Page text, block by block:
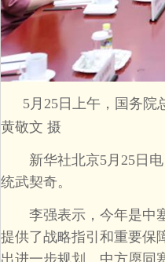
5月25日上午，国务
黄敬文 摄
新华社北京5月25日电
统武契奇。
李强表示，今年是中塞
提供了战略指引和重要保
出进一步规划。中方愿同